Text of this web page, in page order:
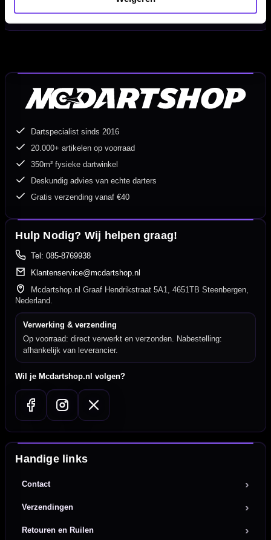
EAN:8719407122148 afhankelijk van variant
Dartspecialist sinds 2016
20.000+ artikelen op voorraad
350m² fysieke dartwinkel
Deskundig advies van echte darters
Gratis verzending vanaf €40
Hulp Nodig? Wij helpen graag!
Tel: 085-8769938
Klantenservice@mcdartshop.nl
Mcdartshop.nl Graaf Hendrikstraat 5A1, 4651TB Steenbergen,
Nederland.
Verwerking & verzending
Op voorraad: direct verwerkt en verzonden. Nabestelling:
afhankelijk van leverancier.
Wil je Mcdartshop.nl volgen?
Handige links
Contact
Verzendingen
Retouren en Ruilen